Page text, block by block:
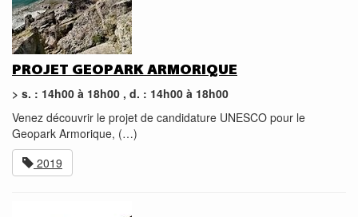
PROJET GEOPARK ARMORIQUE
> s. : 14h00 à 18h00 , d. : 14h00 à 18h00
Venez découvrir le projet de candidature UNESCO pour le
Geopark Armorique, (…)
2019